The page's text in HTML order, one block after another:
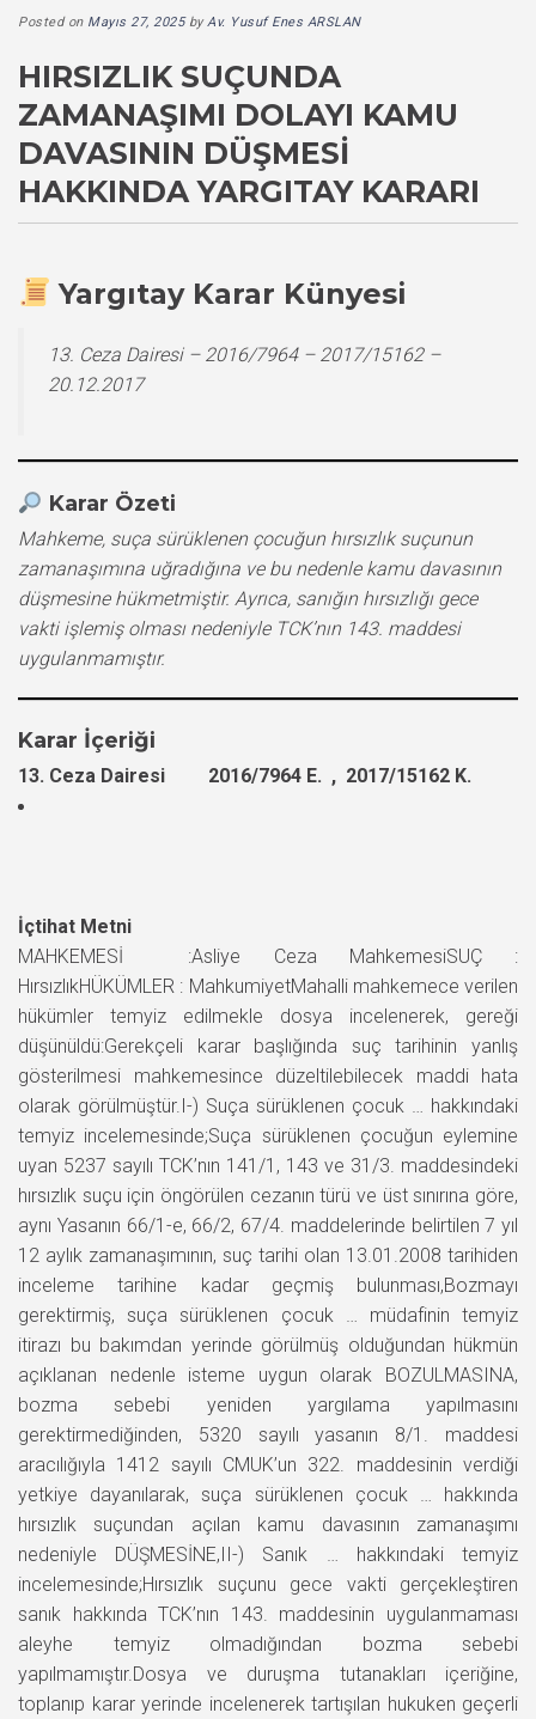
Posted on Mayıs 27, 2025byAv. Yusuf Enes ARSLAN
HIRSIZLIK SUÇUNDA
ZAMANAŞIMI DOLAYI KAMU
DAVASININ DÜŞMESI
HAKKINDA YARGITAY KARARI
Yargıtay Karar Künyesi
13. Ceza Dairesi – 2016/7964 – 2017/15162 –
20.12.2017
Karar Özeti
Mahkeme, suça sürüklenen çocuğun hırsızlık suçunun
zamanaşımına uğradığına ve bu nedenle kamu davasının
düşmesine hükmetmiştir. Ayrıca, sanığın hırsızlığı gece
vakti işlemiş olması nedeniyle TCK’nın 143. maddesi
uygulanmamıştır.
Karar İçeriği
13. Ceza Dairesi 2016/7964 E. , 2017/15162 K.
İçtihat Metni
MAHKEMESİ :Asliye Ceza MahkemesiSUÇ :
HırsızlıkHÜKÜMLER : MahkumiyetMahalli mahkemece verilen
hükümler temyiz edilmekle dosya incelenerek, gereği
düşünüldü:Gerekçeli karar başlığında suç tarihinin yanlış
gösterilmesi mahkemesince düzeltilebilecek maddi hata
olarak görülmüştür.I-) Suça sürüklenen çocuk … hakkındaki
temyiz incelemesinde;Suça sürüklenen çocuğun eylemine
uyan 5237 sayılı TCK’nın 141/1, 143 ve 31/3. maddesindeki
hırsızlık suçu için öngörülen cezanın türü ve üst sınırına göre,
aynı Yasanın 66/1-e, 66/2, 67/4. maddelerinde belirtilen 7 yıl
12 aylık zamanaşımının, suç tarihi olan 13.01.2008 tarihiden
inceleme tarihine kadar geçmiş bulunması,Bozmayı
gerektirmiş, suça sürüklenen çocuk … müdafinin temyiz
itirazı bu bakımdan yerinde görülmüş olduğundan hükmün
açıklanan nedenle isteme uygun olarak BOZULMASINA,
bozma sebebi yeniden yargılama yapılmasını
gerektirmediğinden, 5320 sayılı yasanın 8/1. maddesi
aracılığıyla 1412 sayılı CMUK’un 322. maddesinin verdiği
yetkiye dayanılarak, suça sürüklenen çocuk … hakkında
hırsızlık suçundan açılan kamu davasının zamanaşımı
nedeniyle DÜŞMESİNE,II-) Sanık … hakkındaki temyiz
incelemesinde;Hırsızlık suçunu gece vakti gerçekleştiren
sanık hakkında TCK’nın 143. maddesinin uygulanmaması
aleyhe temyiz olmadığından bozma sebebi
yapılmamıştır.Dosya ve duruşma tutanakları içeriğine,
toplanıp karar yerinde incelenerek tartışılan hukuken geçerli